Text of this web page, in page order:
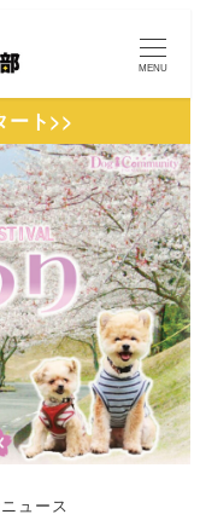
MENU
ート>>
ュース